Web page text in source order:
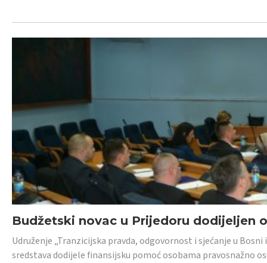
Budžetski novac u Prijedoru dodijeljen
Udruženje „Tranzicijska pravda, odgovornost i sjećanje u
sredstava dodijele finansijsku pomoć osobama pravosnažno